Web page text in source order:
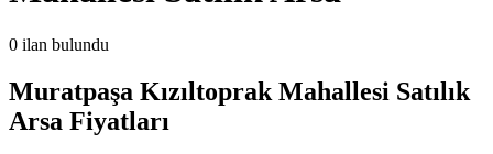
0 ilan bulundu
Muratpaşa Kızıltoprak Mahallesi Satılık
Arsa Fiyatları